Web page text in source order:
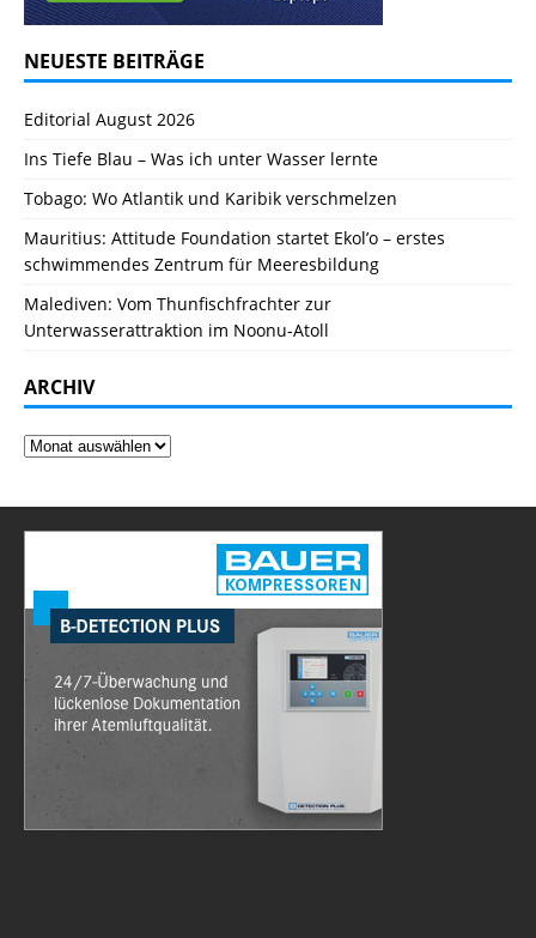
NEUESTE BEITRÄGE
Editorial August 2026
Ins Tiefe Blau – Was ich unter Wasser lernte
Tobago: Wo Atlantik und Karibik verschmelzen
Mauritius: Attitude Foundation startet Ekol’o – erstes
schwimmendes Zentrum für Meeresbildung
Malediven: Vom Thunfischfrachter zur
Unterwasserattraktion im Noonu-Atoll
ARCHIV